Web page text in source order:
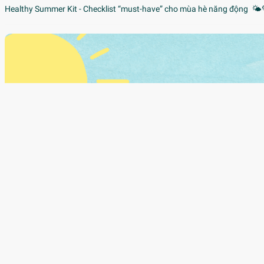
Healthy Summer Kit - Checklist “must-have” cho mùa hè năng động